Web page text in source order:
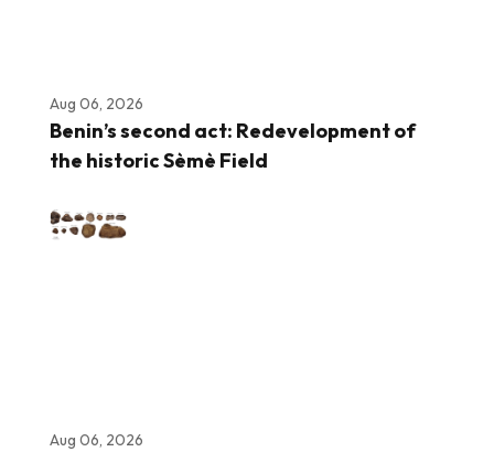
Aug 06, 2026
Benin’s second act: Redevelopment of
the historic Sèmè Field
Aug 06, 2026